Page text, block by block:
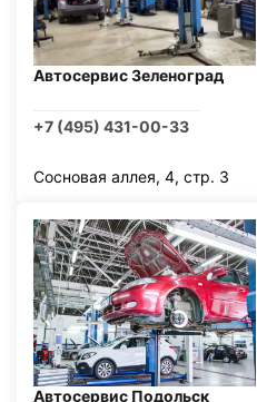
Автосервис Зеленоград
+7 (495) 431-00-33
Сосновая аллея, 4, стр. 3
Автосервис Подольск